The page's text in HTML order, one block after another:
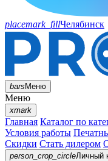
placemark_fillЧелябинск
barsМеню
Меню
xmark
Главная Каталог по
Условия работы
Скидки Стать дилером
person_crop_circleЛичный